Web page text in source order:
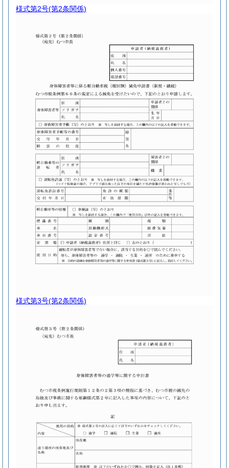
様式第2号(第2条関係)
様式第3号(第2条関係)